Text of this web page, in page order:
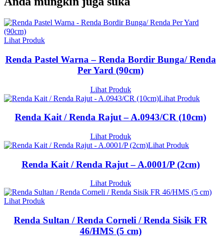
Lihat Produk
Renda Pastel Warna – Renda Bordir Bunga/ Renda
Per Yard (90cm)
Lihat Produk
Lihat Produk
Renda Kait / Renda Rajut – A.0943/CR (10cm)
Lihat Produk
Lihat Produk
Renda Kait / Renda Rajut – A.0001/P (2cm)
Lihat Produk
Lihat Produk
Renda Sultan / Renda Corneli / Renda Sisik FR
46/HMS (5 cm)